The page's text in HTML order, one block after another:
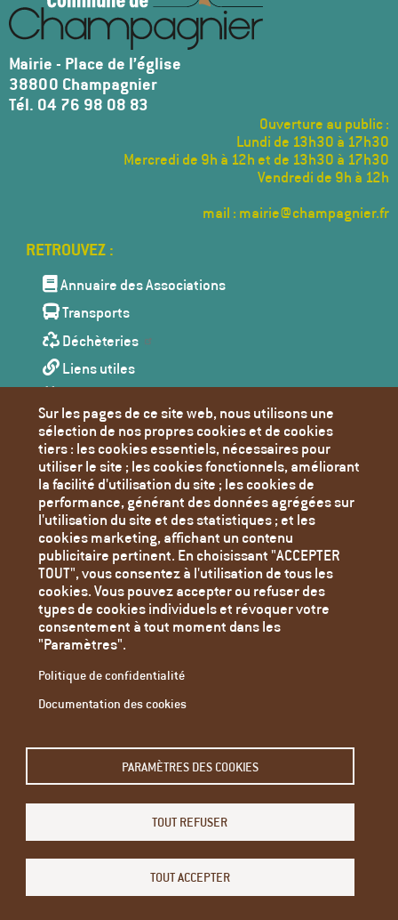
Mairie - Place de l’église
38800 Champagnier
Tél. 04 76 98 08 83
Ouverture au public :
Lundi de 13h30 à 17h30
Mercredi de 9h à 12h et de 13h30 à 17h30
Vendredi de 9h à 12h
mail : mairie@champagnier.fr
Menu
Annuaire des Associations
Transports
Déchèteries
Liens utiles
Toutes les actualités
Contact
Mentions Légales
Politique de confidentialité
Paramètres des cookies
S'identifier pour administrer le site
Restez informé - abonnez-vous à notre newsletter.
Modifier son abonnement
Sur les pages de ce site web, nous utilisons une
sélection de nos propres cookies et de cookies
tiers : les cookies essentiels, nécessaires pour
utiliser le site ; les cookies fonctionnels, améliorant
la facilité d'utilisation du site ; les cookies de
performance, générant des données agrégées sur
l'utilisation du site et des statistiques ; et les
cookies marketing, affichant un contenu
publicitaire pertinent. En choisissant "ACCEPTER
TOUT", vous consentez à l'utilisation de tous les
cookies. Vous pouvez accepter ou refuser des
types de cookies individuels et révoquer votre
consentement à tout moment dans les
"Paramètres".
Politique de confidentialité
Documentation des cookies
PARAMÈTRES DES COOKIES
TOUT REFUSER
TOUT ACCEPTER